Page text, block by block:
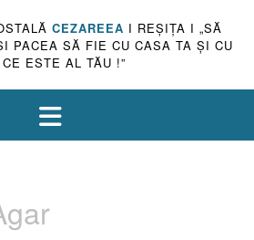
CEZAREEA I REŞIŢA I „SĂ
PACEA SĂ FIE CU CASA TA ŞI CU
CE ESTE AL TĂU !”